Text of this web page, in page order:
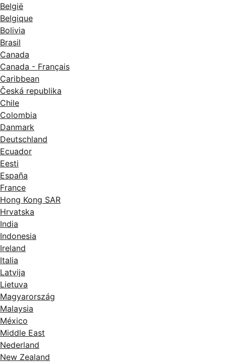
België
Belgique
Bolivia
Brasil
Canada
Canada - Français
Caribbean
Česká republika
Chile
Colombia
Danmark
Deutschland
Ecuador
Eesti
España
France
Hong Kong SAR
Hrvatska
India
Indonesia
Ireland
Italia
Latvija
Lietuva
Magyarország
Malaysia
México
Middle East
Nederland
New Zealand